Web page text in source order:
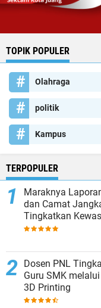
TOPIK POPULER
Olahraga
politik
Kampus
TERPOPULER
Maraknya
dan Camat
Tingkatkan
Dosen PNL
Guru SMK
3D Printing